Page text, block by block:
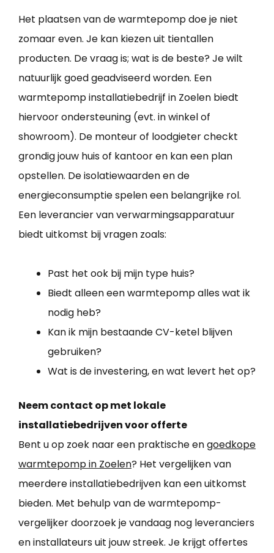
Het plaatsen van de warmtepomp doe je niet
zomaar even. Je kan kiezen uit tientallen
producten. De vraag is; wat is de beste? Je wilt
natuurlijk goed geadviseerd worden. Een
warmtepomp installatiebedrijf in Zoelen biedt
hiervoor ondersteuning (evt. in winkel of
showroom). De monteur of loodgieter checkt
grondig jouw huis of kantoor en kan een plan
opstellen. De isolatiewaarden en de
energieconsumptie spelen een belangrijke rol.
Een leverancier van verwarmingsapparatuur
biedt uitkomst bij vragen zoals:
Past het ook bij mijn type huis?
Biedt alleen een warmtepomp alles wat ik
nodig heb?
Kan ik mijn bestaande CV-ketel blijven
gebruiken?
Wat is de investering, en wat levert het op?
Neem contact op met lokale
installatiebedrijven voor offerte
Bent u op zoek naar een praktische engoedkope
warmtepomp in Zoelen? Het vergelijken van
meerdere installatiebedrijven kan een uitkomst
bieden. Met behulp van de warmtepomp-
vergelijker doorzoek je vandaag nog leveranciers
en installateurs uit jouw streek. Je krijgt offertes